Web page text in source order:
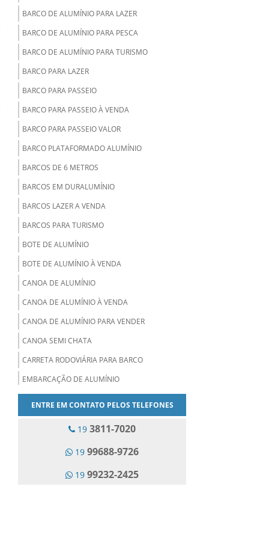
BARCO DE ALUMÍNIO PARA LAZER
BARCO DE ALUMÍNIO PARA PESCA
BARCO DE ALUMÍNIO PARA TURISMO
BARCO PARA LAZER
BARCO PARA PASSEIO
BARCO PARA PASSEIO À VENDA
BARCO PARA PASSEIO VALOR
BARCO PLATAFORMADO ALUMÍNIO
BARCOS DE 6 METROS
BARCOS EM DURALUMÍNIO
BARCOS LAZER A VENDA
BARCOS PARA TURISMO
BOTE DE ALUMÍNIO
BOTE DE ALUMÍNIO À VENDA
CANOA DE ALUMÍNIO
CANOA DE ALUMÍNIO À VENDA
CANOA DE ALUMÍNIO PARA VENDER
CANOA SEMI CHATA
CARRETA RODOVIÁRIA PARA BARCO
EMBARCAÇÃO DE ALUMÍNIO
EMPRESA DE BARCOS DE ALUMÍNIO
FÁBRICA DE LANCHAS DE ALUMÍNIO
FABRICAÇÃO DE BARCOS DE ALUMÍNIO
ENTRE EM CONTATO PELOS TELEFONES
19 3811-7020
19 99688-9726
19 99232-2425